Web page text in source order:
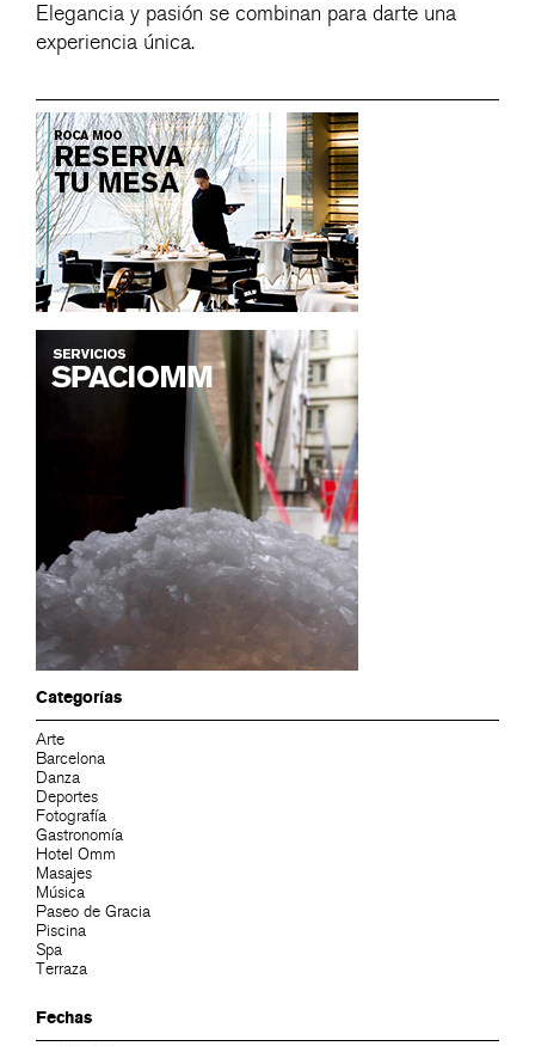
Elegancia y pasión se combinan para darte una
experiencia única.
Categorías
Arte
Barcelona
Danza
Deportes
Fotografía
Gastronomía
Hotel Omm
Masajes
Música
Paseo de Gracia
Piscina
Spa
Terraza
Fechas